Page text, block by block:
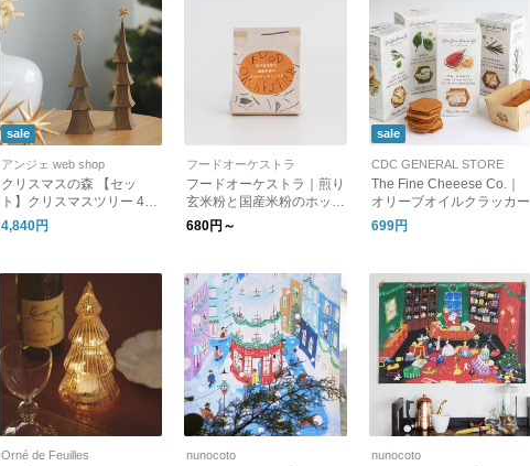
sale
アンジェ web shop
クリスマスの森 【セッ
ト】クリスマスツリー 4段
と 星のトップ飾り ／845
Hashigo
4,840円
フードオーケストラ
フードオーケストラ｜煎り
玄米粉と国産米粉のホット
ケーキミックス
680円～
sale
CDC GENERAL STORE
The Fine Cheeese Co.｜
オリーブオイルクラッカー
699円
Orné de Feuilles nunocoto nunocoto